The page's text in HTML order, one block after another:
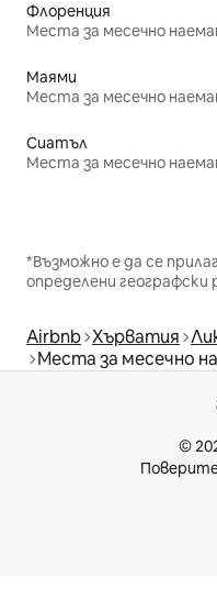
Флоренция
Места за месечно
Маями
Места за месечно
Сиатъл
Места за месечно
*Възможно е да се
определени географски
Airbnb Хърватия
Места за месечно
©